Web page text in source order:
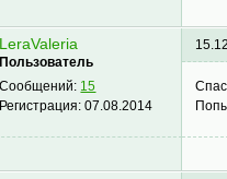
LeraValeria
Пользователь
Сообщений: 15
Регистрация:07.08.2014